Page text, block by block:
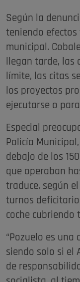
Según la
teniendo
municipal.
llegan tarde, las
límite, las citas
los proyectos
ejecutarse o
Especial
Policía
debajo de los
que operaban
traduce, según
turnos
coche cubriendo
“Pozuelo es una
siendo solo si el
de